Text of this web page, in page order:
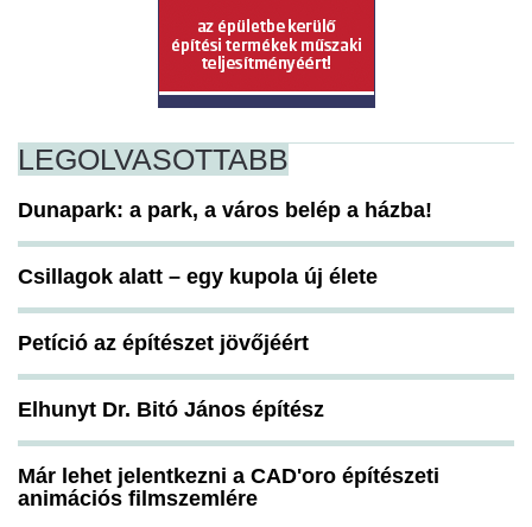
LEGOLVASOTTABB
Dunapark: a park, a város belép a házba!
Csillagok alatt – egy kupola új élete
Petíció az építészet jövőjéért
Elhunyt Dr. Bitó János építész
Már lehet jelentkezni a CAD'oro építészeti
animációs filmszemlére